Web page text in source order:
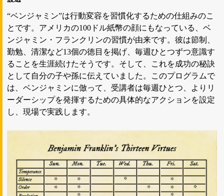
“ベンジャミン”は行動変容を習慣化するための仕組みのこ
とです。アメリカの100ドル紙幣の顔にもなっている、ベ
ンジャミン・フランクリンの習慣が由来です。彼は節制、
勤勉、清潔など13個の徳目を掲げ、毎週ひとつずつ意識す
ることを生涯続けたそうです。そして、これを成功の秘訣
として自分の子や孫に伝えていました。このプログラムで
は、ベンジャミンに倣って、受講者は毎週ひとつ、よりリ
ーダーシップを発揮するための具体的なアクションを設定
し、現場で実践します。